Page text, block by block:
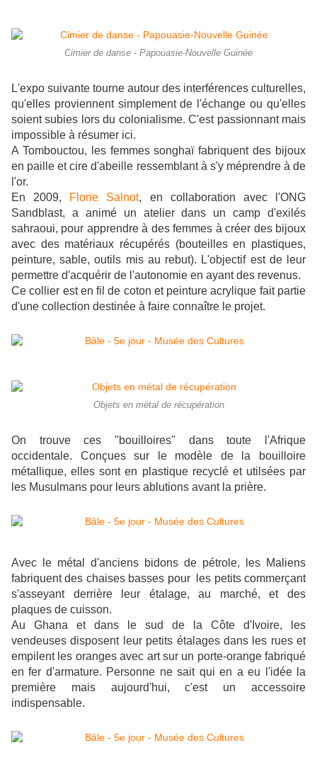
Cimier de danse - Papouasie-Nouvelle Guinée
L'expo suivante tourne autour des interférences culturelles,
qu'elles proviennent simplement de l'échange ou qu'elles
soient subies lors du colonialisme. C'est passionnant mais
impossible à résumer ici.
A Tombouctou, les femmes songhaï fabriquent des bijoux
en paille et cire d'abeille ressemblant à s'y méprendre à de
l'or.
En 2009,
Florie Salnot, en collaboration avec l'ONG
Sandblast, a animé un atelier dans un camp d'exilés
sahraoui, pour apprendre à des femmes à créer des bijoux
avec des matériaux récupérés (bouteilles en plastiques,
peinture, sable, outils mis au rebut). L'objectif est de leur
permettre d'acquérir de l'autonomie en ayant des revenus.
Ce collier est en fil de coton et peinture acrylique fait partie
d'une collection destinée à faire connaître le projet.
Objets en métal de récupération
On trouve ces "bouilloires" dans toute l'Afrique
occidentale. Conçues sur le modèle de la bouilloire
métallique, elles sont en plastique recyclé et utilsées par
les Musulmans pour leurs ablutions avant la prière.
Avec le métal d'anciens bidons de pétrole, les Maliens
fabriquent des chaises basses pour les petits commerçant
s'asseyant derrière leur étalage, au marché, et des
plaques de cuisson.
Au Ghana et dans le sud de la Côte d'Ivoire, les
vendeuses disposent leur petits étalages dans les rues et
empilent les oranges avec art sur un porte-orange fabriqué
en fer d'armature. Personne ne sait qui en a eu l'idée la
première mais aujourd'hui, c'est un accessoire
indispensable.